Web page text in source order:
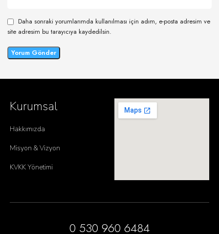
Daha sonraki yorumlarımda kullanılması için adım, e-posta adresim ve
site adresim bu tarayıcıya kaydedilsin.
Kurumsal
Hakkımızda
Misyon & Vizyon
KVKK Yönetimi
0 530 960 6484